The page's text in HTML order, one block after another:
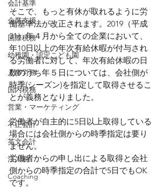
会計基準
企業支援
国際税務
幼稚園・認定こども園
人事労務
国内税務
営業・マーケティング
不正会計
英文会計
法人税
Coaching
そこで、もっと有休が取れるように労
働基準法が改正されます。2019（平成
31）年４月から全ての企業において、
年10日以上の年次有給休暇が付与され
る労働者に対して、年次有給休暇の日
数のうち年５日については、会社側が
時季(シーズン)を指定して取得させるこ
とが義務となりました。
労働者が自主的に5日以上取得している
場合には会社側からの時季指定は要り
ません。
労働者からの申し出による取得と会社
側からの時季指定の合計で5日でもOK
です。